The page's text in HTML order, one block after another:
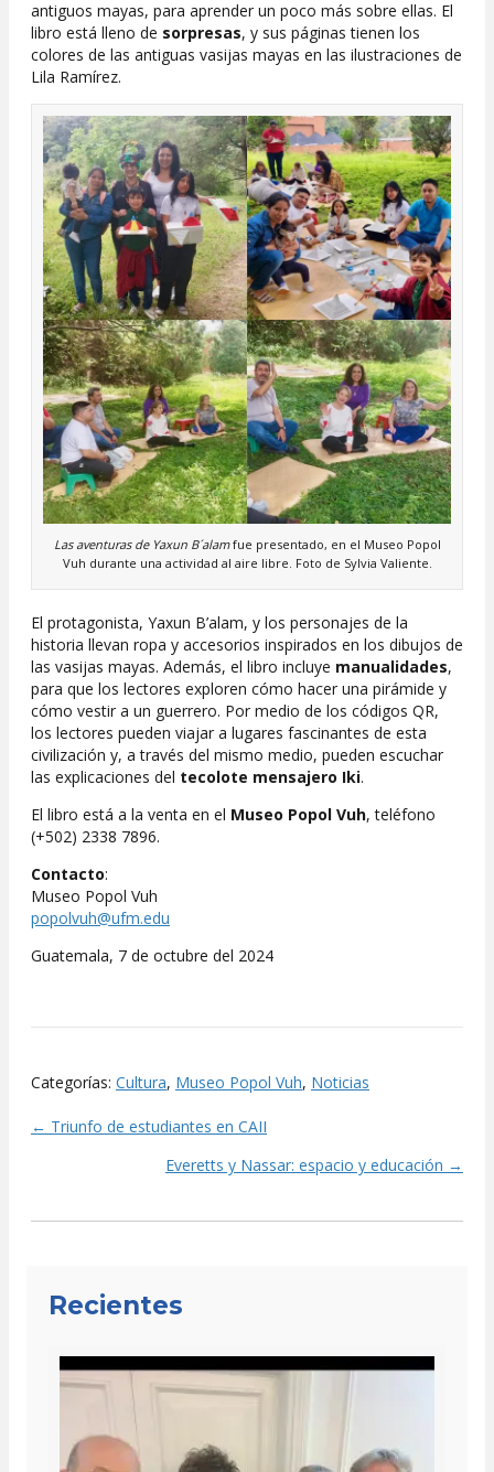
antiguos mayas, para aprender un poco más sobre ellas. El
libro está lleno de sorpresas, y sus páginas tienen los
colores de las antiguas vasijas mayas en las ilustraciones de
Lila Ramírez.
Las aventuras de Yaxun B´alamfue presentado, en el Museo Popol
Vuh durante una actividad al aire libre. Foto de Sylvia Valiente.
El protagonista, Yaxun B’alam, y los personajes de la
historia llevan ropa y accesorios inspirados en los dibujos de
las vasijas mayas. Además, el libro incluye manualidades,
para que los lectores exploren cómo hacer una pirámide y
cómo vestir a un guerrero. Por medio de los códigos QR,
los lectores pueden viajar a lugares fascinantes de esta
civilización y, a través del mismo medio, pueden escuchar
las explicaciones del tecolote mensajero Iki.
El libro está a la venta en el Museo Popol Vuh, teléfono
(+502) 2338 7896.
Contacto:
Museo Popol Vuh
popolvuh@ufm.edu
Guatemala, 7 de octubre del 2024
Categorías: Cultura, Museo Popol Vuh, Noticias
Posts
navigation
← Triunfo de estudiantes en CAII
Everetts y Nassar: espacio y educación →
Recientes